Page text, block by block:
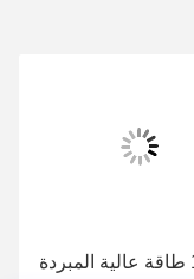
1600W طاقة عالية المبردة